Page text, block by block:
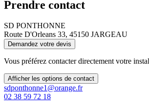
Prendre contact
SD PONTHONNE
Route D'Orleans 33, 45150 JARGEAU
Demandez votre devis
Vous préférez contacter directement votre
Afficher les options de contact
sdponthonne1@orange.fr
02 38 59 72 18